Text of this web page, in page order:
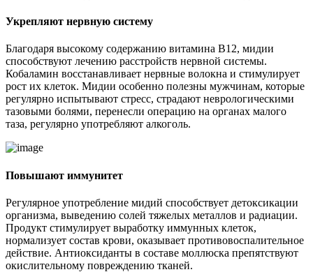
Укрепляют нервную систему
Благодаря высокому содержанию витамина В12, мидии
способствуют лечению расстройств нервной системы.
Кобаламин восстанавливает нервные волокна и стимулирует
рост их клеток. Мидии особенно полезны мужчинам, которые
регулярно испытывают стресс, страдают неврологическими
тазовыми болями, перенесли операцию на органах малого
таза, регулярно употребляют алкоголь.
Повышают иммунитет
Регулярное употребление мидий способствует детоксикации
организма, выведению солей тяжелых металлов и радиации.
Продукт стимулирует выработку иммунных клеток,
нормализует состав крови, оказывает противовоспалительное
действие. Антиоксиданты в составе моллюска препятствуют
окислительному повреждению тканей.